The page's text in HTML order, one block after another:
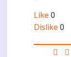
Like 0
Dislike 0
First